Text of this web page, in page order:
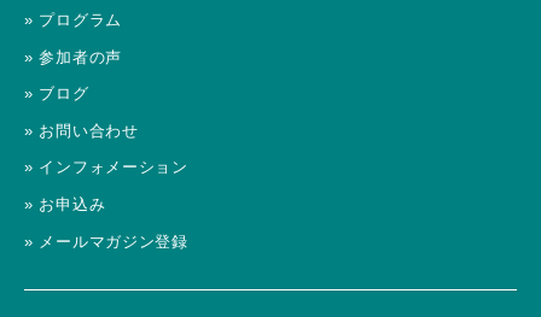
» プログラム
» 参加者の声
» ブログ
» お問い合わせ
» インフォメーション
» お申込み
» メールマガジン登録